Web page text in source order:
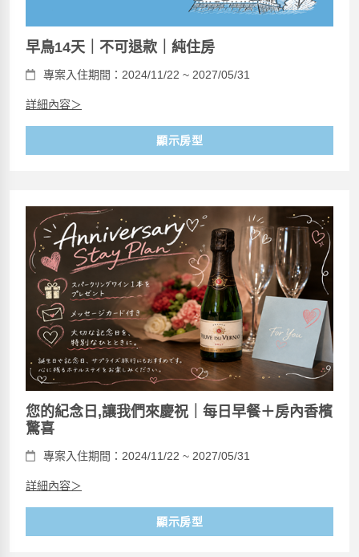
早鳥14天｜不可退款｜純住房
專案入住期間：2024/11/22 ~ 2027/05/31
詳細內容＞
顯示房型
您的紀念日,讓我們來慶祝｜每日早餐＋房內香檳
驚喜
專案入住期間：2024/11/22 ~ 2027/05/31
詳細內容＞
顯示房型